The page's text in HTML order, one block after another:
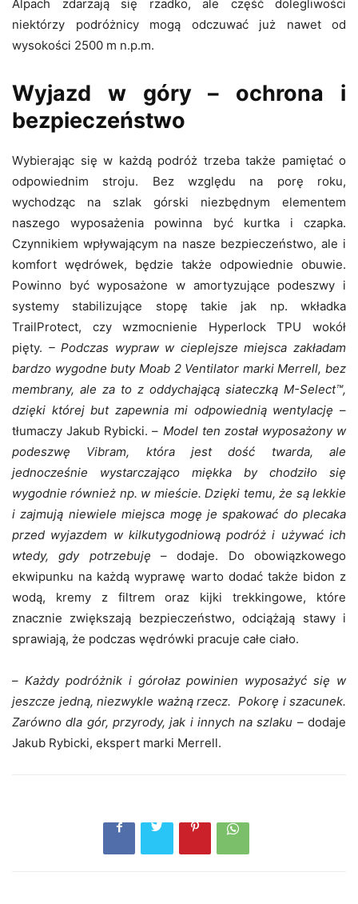
Alpach zdarzają się rzadko, ale część dolegliwości
niektórzy podróżnicy mogą odczuwać już nawet od
wysokości 2500 m n.p.m.
Wyjazd w góry – ochrona i
bezpieczeństwo
Wybierając się w każdą podróż trzeba także pamiętać o
odpowiednim stroju. Bez względu na porę roku,
wychodząc na szlak górski niezbędnym elementem
naszego wyposażenia powinna być kurtka i czapka.
Czynnikiem wpływającym na nasze bezpieczeństwo, ale i
komfort wędrówek, będzie także odpowiednie obuwie.
Powinno być wyposażone w amortyzujące podeszwy i
systemy stabilizujące stopę takie jak np. wkładka
TrailProtect, czy wzmocnienie Hyperlock TPU wokół
pięty. – Podczas wypraw w cieplejsze miejsca zakładam
bardzo wygodne buty Moab 2 Ventilator marki Merrell, bez
membrany, ale za to z oddychającą siateczką M-Select™,
dzięki której but zapewnia mi odpowiednią wentylację –
tłumaczy Jakub Rybicki. – Model ten został wyposażony w
podeszwę Vibram, która jest dość twarda, ale
jednocześnie wystarczająco miękka by chodziło się
wygodnie również np. w mieście. Dzięki temu, że są lekkie
i zajmują niewiele miejsca mogę je spakować do plecaka
przed wyjazdem w kilkutygodniową podróż i używać ich
wtedy, gdy potrzebuję – dodaje. Do obowiązkowego
ekwipunku na każdą wyprawę warto dodać także bidon z
wodą, kremy z filtrem oraz kijki trekkingowe, które
znacznie zwiększają bezpieczeństwo, odciążają stawy i
sprawiają, że podczas wędrówki pracuje całe ciało.
– Każdy podróżnik i górołaz powinien wyposażyć się w
jeszcze jedną, niezwykle ważną rzecz. Pokorę i szacunek.
Zarówno dla gór, przyrody, jak i innych na szlaku – dodaje
Jakub Rybicki, ekspert marki Merrell.